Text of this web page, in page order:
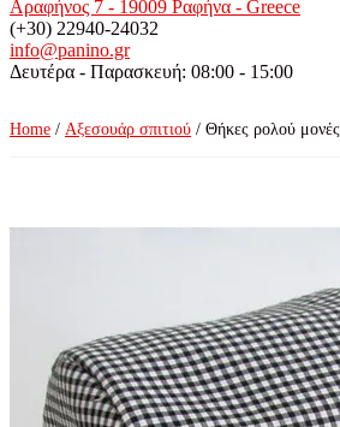
Αραφήνος 7 - 19009 Ραφήνα - Greece
(+30) 22940-24032
info@panino.gr
Δευτέρα - Παρασκευή: 08:00 - 15:00
Home / Αξεσουάρ σπιτιού / Θήκες ρολού μονές